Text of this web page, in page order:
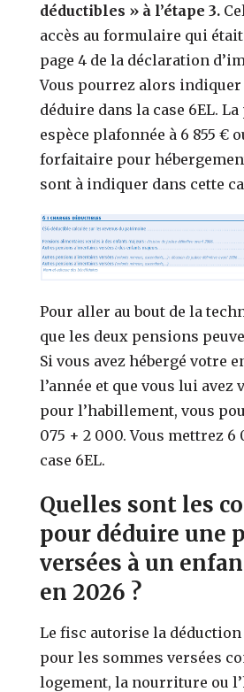
déductibles » à l’étape 3.
accès au formulaire qui
page 4 de la déclaration
Vous pourrez alors
déduire dans la case 6EL.
espèce plafonnée à 6 855 €
forfaitaire pour
sont à indiquer dans cette
Pour aller au bout de la
que les deux pensions
Si vous avez hébergé votre
l’année et que vous lui avez
pour l’habillement, vous
075 + 2 000. Vous mettrez 6
case 6EL.
Quelles sont les
pour déduire une
versées à un
en 2026 ?
Le fisc autorise la
pour les sommes versées
logement, la nourriture ou